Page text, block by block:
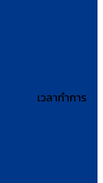
เวลาทำการ